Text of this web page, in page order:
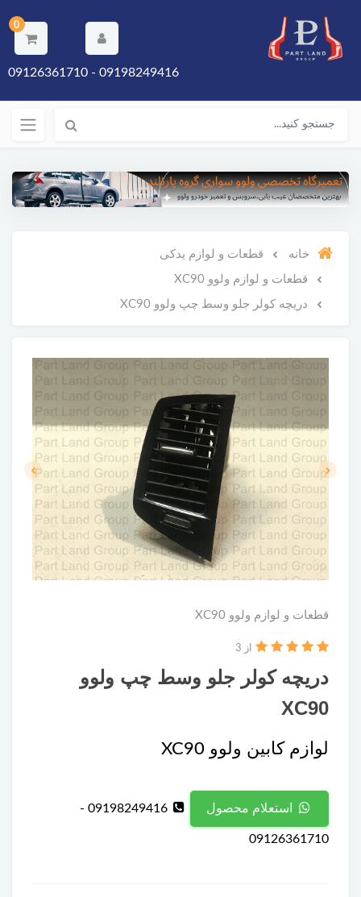
0
09198249416 - 09126361710
خانه قطعات و لوازم یدکی
قطعات و لوازم ولوو XC90
دریچه کولر جلو وسط چپ ولوو XC90
قطعات و لوازم ولوو XC90
دریچه کولر جلو وسط چپ ولوو
XC90
از 3
لوازم کابین ولوو XC90
استعلام محصول 09198249416 -
09126361710